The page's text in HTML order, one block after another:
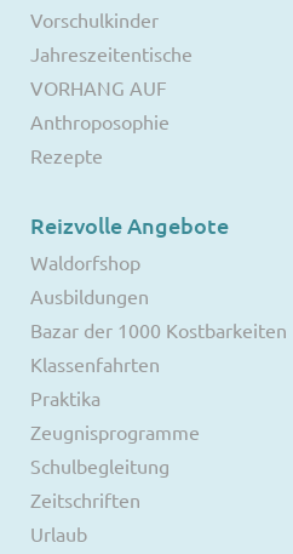
Vorschulkinder
Jahreszeitentische
VORHANG AUF
Anthroposophie
Rezepte
Reizvolle Angebote
Waldorfshop
Ausbildungen
Bazar der 1000 Kostbarkeiten
Klassenfahrten
Praktika
Zeugnisprogramme
Schulbegleitung
Zeitschriften
Urlaub